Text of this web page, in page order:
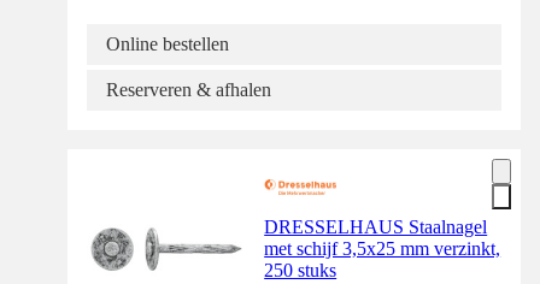
Online bestellen
Reserveren & afhalen
DRESSELHAUS Staalnagel
met schijf 3,5x25 mm verzinkt,
250 stuks